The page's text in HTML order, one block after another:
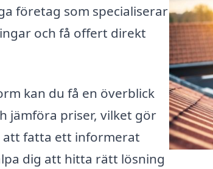
företag som specialiserar
och få offert direkt
kan du få en överblick
jämföra priser, vilket gör
fatta ett informerat
dig att hitta rätt lösning